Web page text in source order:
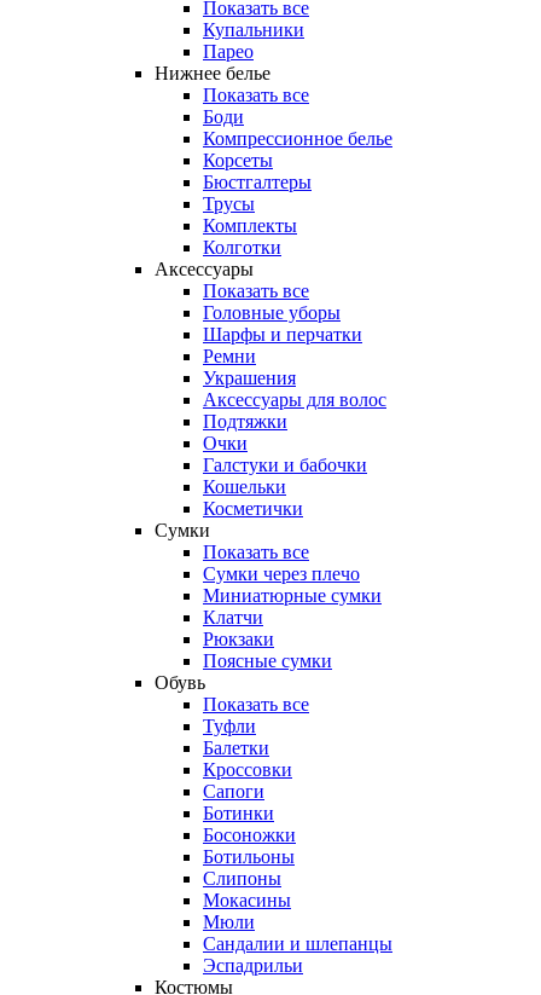
Показать все
Купальники
Парео
Нижнее белье
Показать все
Боди
Компрессионное белье
Корсеты
Бюстгалтеры
Трусы
Комплекты
Колготки
Аксессуары
Показать все
Головные уборы
Шарфы и перчатки
Ремни
Украшения
Аксессуары для волос
Подтяжки
Очки
Галстуки и бабочки
Кошельки
Косметички
Сумки
Показать все
Сумки через плечо
Миниатюрные cумки
Клатчи
Рюкзаки
Поясные сумки
Обувь
Показать все
Туфли
Балетки
Кроссовки
Сапоги
Ботинки
Босоножки
Ботильоны
Слипоны
Мокасины
Мюли
Сандалии и шлепанцы
Эспадрильи
Костюмы